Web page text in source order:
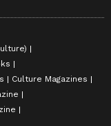
Culture Magazines